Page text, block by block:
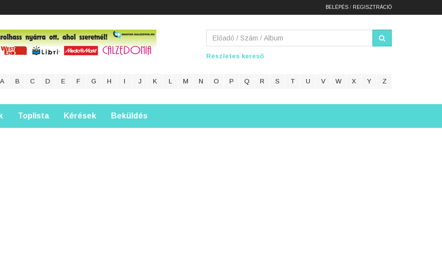
BELÉPÉS / REGISZTRÁCIÓ
Részletes kereső
A B C D E F G H I J K L M N O P Q R S T U V W X Y Z
Toplista Kérések Beküldés